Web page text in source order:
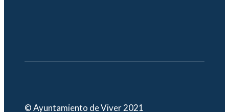
© Ayuntamiento de Viver 2021